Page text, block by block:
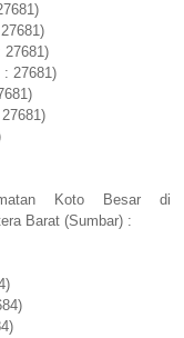
27681)
: 27681)
Koto Besar di
Barat (Sumbar) :